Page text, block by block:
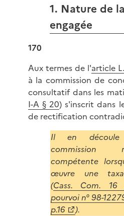
1. Nature de
engagée
170
Aux termes de l'article
à la commission de
consultatif dans les
I-A § 20) s'inscrit dans
de rectification
Il en
compétente
œuvre une
(Cass. Com. 16
pourvoi n° 98-
p.16
).